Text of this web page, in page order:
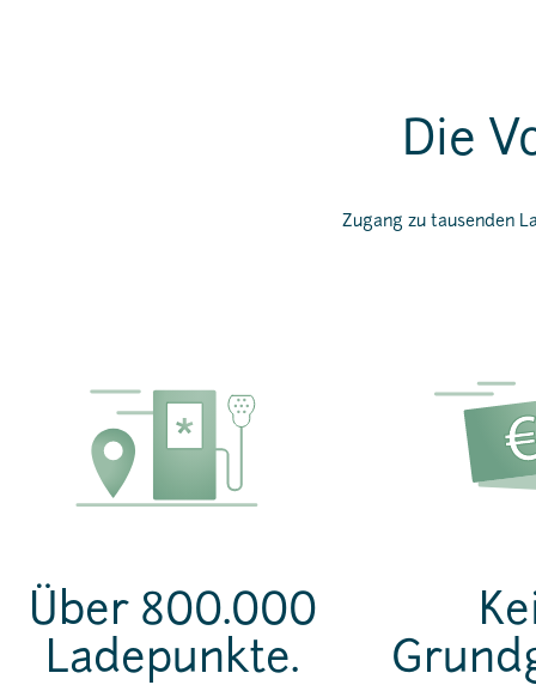
Die
Zugang zu tausenden
Über 800.000
Ladepunkte.